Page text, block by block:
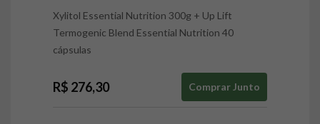
Xylitol Essential Nutrition 300g + Up Lift
Termogenic Blend Essential Nutrition 40
cápsulas
R$ 276,30 Comprar Junto